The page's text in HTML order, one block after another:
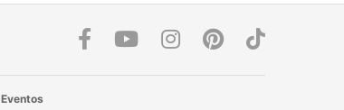
Eventos